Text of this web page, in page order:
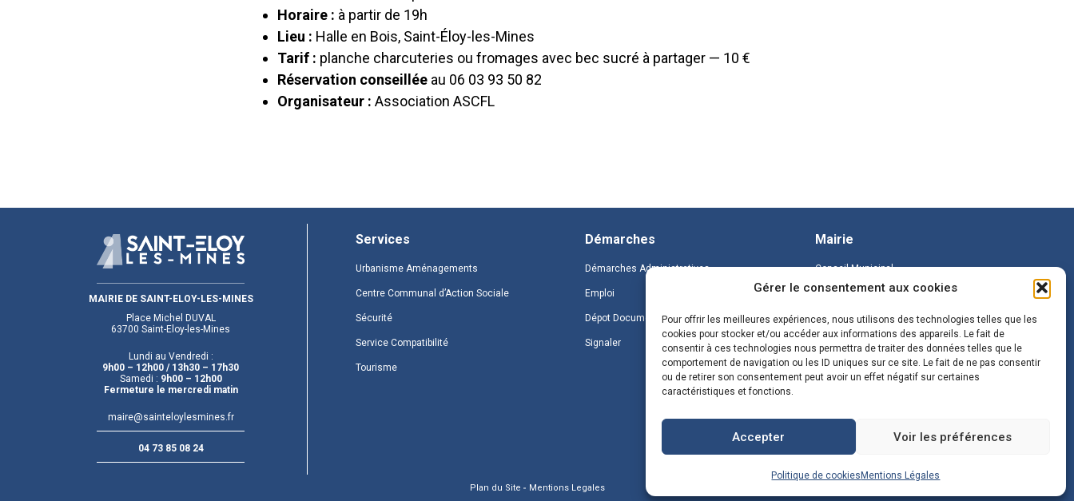
Gérer le consentement aux cookies
Pour offrir les meilleures expériences, nous utilisons des technologies telles que les
cookies pour stocker et/ou accéder aux informations des appareils. Le fait de
consentir à ces technologies nous permettra de traiter des données telles que le
comportement de navigation ou les ID uniques sur ce site. Le fait de ne pas consentir
ou de retirer son consentement peut avoir un effet négatif sur certaines
caractéristiques et fonctions.
Accepter Voir les préférences
Politique de cookies Mentions Légales
Horaire : à partir de 19h
Lieu : Halle en Bois, Saint-Éloy-les-Mines
Tarif : planche charcuteries ou fromages avec bec sucré à partager — 10 €
Réservation conseillée au 06 03 93 50 82
Organisateur : Association ASCFL
MAIRIE DE SAINT-ELOY-LES-MINES
Place Michel DUVAL
63700 Saint-Eloy-les-Mines
Lundi au Vendredi :
9h00 – 12h00/ 13h30 – 17h30
Samedi : 9h00 – 12h00
Fermeture le mercredi matin
maire@sainteloylesmines.fr
04 73 85 08 24
Services
Urbanisme Aménagements
Centre Communal d’Action Sociale
Sécurité
Service Compatibilité
Tourisme
Démarches
Démarches Administratives
Emploi
Dépot Document
Signaler
Mairie
Conseil Municipal
Plan du Site Mentions Legales